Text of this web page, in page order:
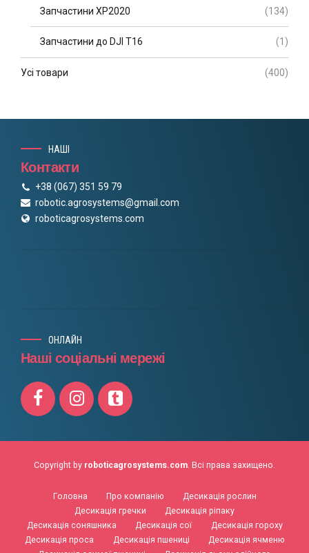
Запчастини XP2020 (134)
Запчастини до DJI T16 (1)
Усі товари (400)
НАШІ
Контакти
+38 (067) 351 59 79
robotic.agrosystems@gmail.com
roboticagrosystems.com
ОНЛАЙН
Наші соціальні мережі
Copyright by roboticagrosystems.com. Всі права захищено.
Головна Про компанію
Десикація рослин
Десикація гречки
Десикація ріпаку
Десикація соняшника
Десикація сої
Десикація гороху
Десикація проса
Десикація пшениці
Десикація ячменю